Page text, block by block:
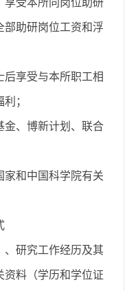
部助研岗位工资和浮
享受与本所职工相
；
金、博新计划、联合
家和中国科学院有关
、研究工作经历及其
资料（学历和学位证